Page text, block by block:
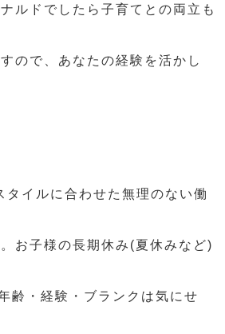
ルドでしたら子育てとの両立も
ので、あなたの経験を活かし
イルに合わせた無理のない働
お子様の長期休み(夏休みなど)
齢・経験・ブランクは気にせ